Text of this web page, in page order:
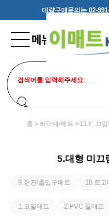
대량구매문의는 02-
홈 바닥재/매트 11.미끄
5.대형 미끄
9.현관/출입구매트 10.로고
1.코일매트 2.PVC 롤매트